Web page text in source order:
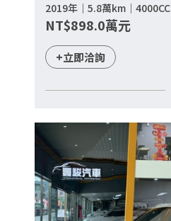
2019年｜5.8萬km｜4000CC
NT$898.0萬元
+立即洽詢